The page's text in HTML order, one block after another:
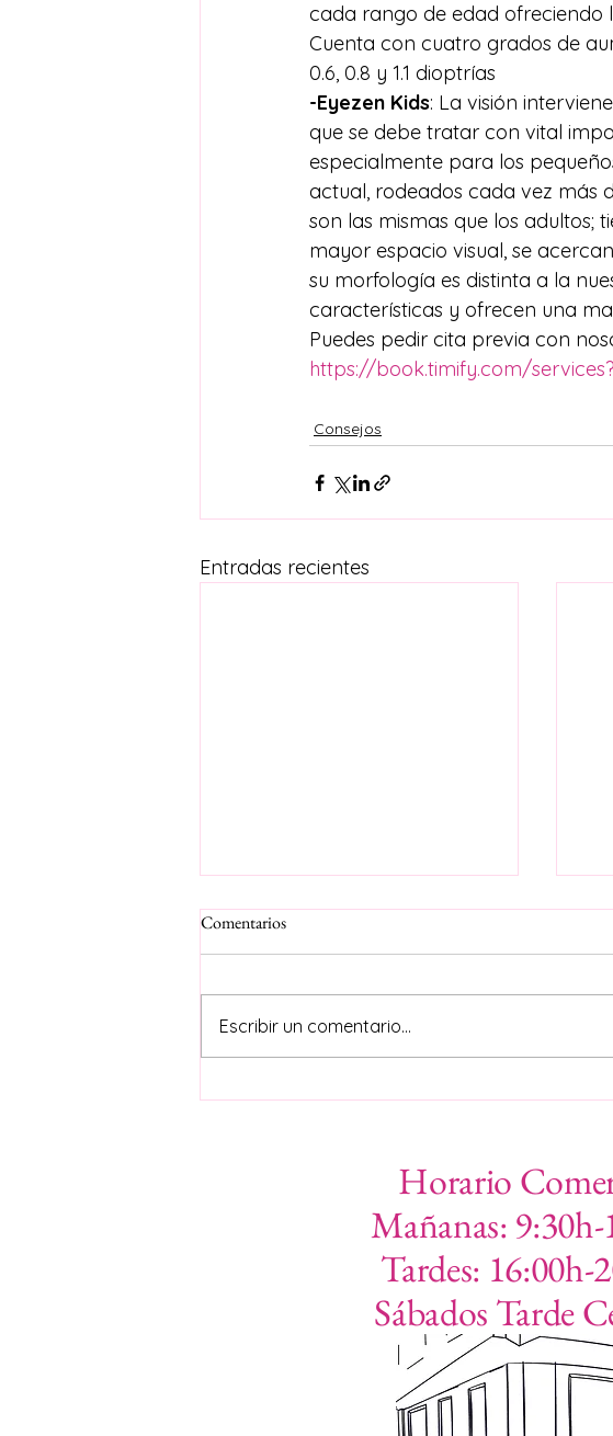
cada rango de edad ofreciendo
Cuenta con cuatro grados de
0.6, 0.8 y 1.1 dioptrías
-Eyezen Kids: La visión
que se debe tratar con vital
especialmente para los
actual, rodeados cada vez más
son las mismas que los adultos;
mayor espacio visual, se
su morfología es distinta a la
características y ofrecen una
Puedes pedir cita previa con
https://book.timify.com/
Consejos
Entradas recientes
Comentarios
Escribir un comentario...
Horario
Mañanas:
Tardes: 16:00h-
​Sábados Tarde